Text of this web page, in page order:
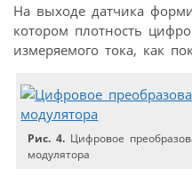
На выходе датчика
котором плотность
измеряемого тока, как
Рис. 4. Цифровое
модулятора